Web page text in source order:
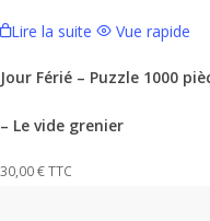
Lire la suite Vue rapide
Jour Férié – Puzzle 1000
– Le vide grenier
30,00€TTC